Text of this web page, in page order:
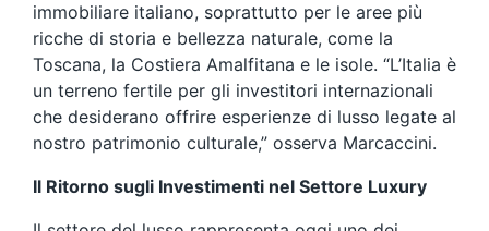
immobiliare italiano, soprattutto per le aree più
ricche di storia e bellezza naturale, come la
Toscana, la Costiera Amalfitana e le isole. “L’Italia è
un terreno fertile per gli investitori internazionali
che desiderano offrire esperienze di lusso legate al
nostro patrimonio culturale,” osserva Marcaccini.
Il Ritorno sugli Investimenti nel Settore Luxury